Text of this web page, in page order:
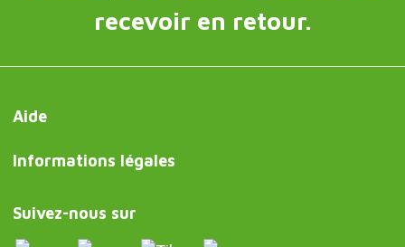
recevoir en retour.
Aide
Informations légales
Suivez-nous sur